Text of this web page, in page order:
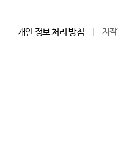
개인 정보 처리 방침 저